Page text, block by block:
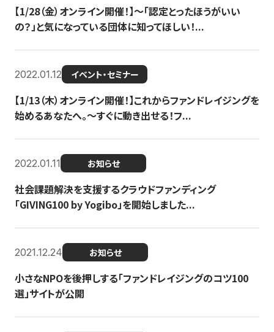
【1/28（金）オンライン開催！】〜「認定とったほうがいい
の？」と気になっている団体に知ってほしい！...
2022.01.12 イベント・セミナー
【1/13（木）オンライン開催！】これからファンドレイジングを
始めるあなたへ。〜すぐに動き出せる！フ...
2022.01.11 お知らせ
社会課題解決を支援するクラウドファンディング
「GIVING100 by Yogibo」を開始しました...
2021.12.24 お知らせ
小さなNPOを後押しする「ファンドレイジングのコツ100
選」サイトが公開